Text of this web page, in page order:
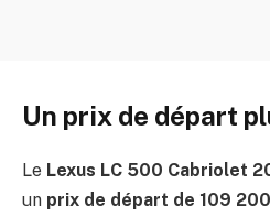
Un prix de départ
Le Lexus LC 500 Cabriolet
un prix de départ de 109